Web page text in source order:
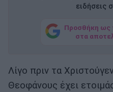
ειδήσεις
Προσθήκη ως
στα
Λίγο πριν τα
Θεοφάνους έχει